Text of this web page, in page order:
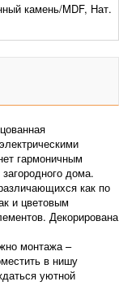
камень/MDF, Нат.
гармоничным
дома.
как по
и цветовым
Декорирована
монтажа –
в нишу
уютной